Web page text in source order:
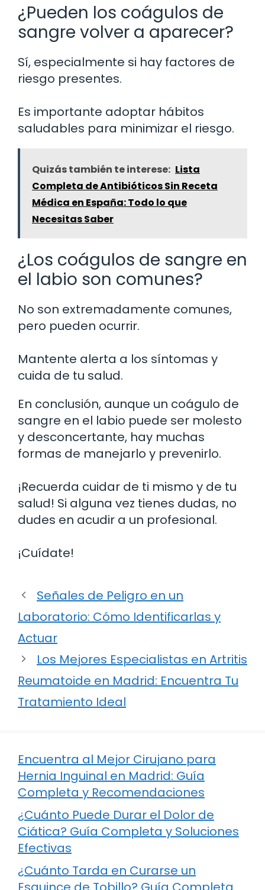
¿Pueden los coágulos de
sangre volver a aparecer?
Sí, especialmente si hay factores de
riesgo presentes.
Es importante adoptar hábitos
saludables para minimizar el riesgo.
Quizás también te interese: Lista
Completa de Antibióticos Sin Receta
Médica en España: Todo lo que
Necesitas Saber
¿Los coágulos de sangre en
el labio son comunes?
No son extremadamente comunes,
pero pueden ocurrir.
Mantente alerta a los síntomas y
cuida de tu salud.
En conclusión, aunque un coágulo de
sangre en el labio puede ser molesto
y desconcertante, hay muchas
formas de manejarlo y prevenirlo.
¡Recuerda cuidar de ti mismo y de tu
salud! Si alguna vez tienes dudas, no
dudes en acudir a un profesional.
¡Cuídate!
Señales de Peligro en un
Laboratorio: Cómo Identificarlas y
Actuar
Los Mejores Especialistas en Artritis
Reumatoide en Madrid: Encuentra Tu
Tratamiento Ideal
Encuentra al Mejor Cirujano para
Hernia Inguinal en Madrid: Guía
Completa y Recomendaciones
¿Cuánto Puede Durar el Dolor de
Ciática? Guía Completa y Soluciones
Efectivas
¿Cuánto Tarda en Curarse un